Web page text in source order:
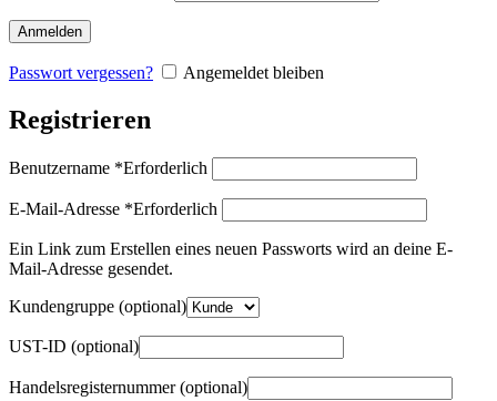
Anmelden
Passwort vergessen? Angemeldet bleiben
Registrieren
Benutzername *Erforderlich
E-Mail-Adresse *Erforderlich
Ein Link zum Erstellen eines neuen Passworts wird an deine E-
Mail-Adresse gesendet.
Kundengruppe (optional)
UST-ID (optional)
Handelsregisternummer(optional)